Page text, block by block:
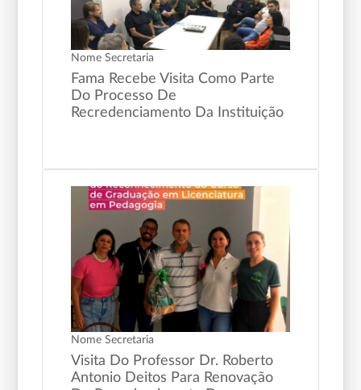
Nome Secretaria
Fama Recebe Visita Como Parte
Do Processo De
Recredenciamento Da Instituição
Nome Secretaria
Visita Do Professor Dr. Roberto
Antonio Deitos Para Renovação